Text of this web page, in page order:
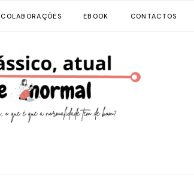
COLABORAÇÕES EBOOK CONTACTOS